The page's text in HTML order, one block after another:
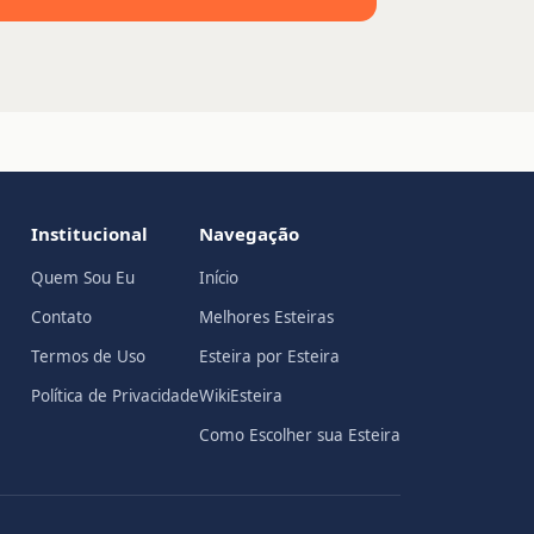
Institucional
Quem Sou Eu
Contato
Termos de Uso
Política de Privacidade
Navegação
Início
Melhores Esteiras
Esteira por Esteira
WikiEsteira
Como Escolher sua Esteira